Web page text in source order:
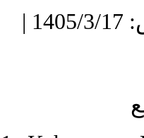
دریافت: 1404/10/8 | پذیرش: 1405/3/17 |